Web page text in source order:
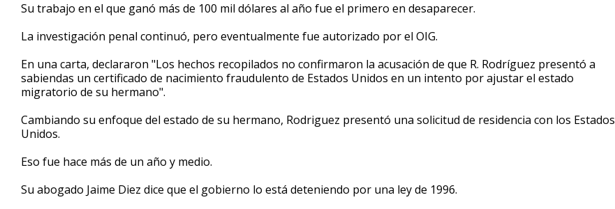
Su trabajo en el que ganó más de 100 mil dólares al año fue el primero en desaparecer.
La investigación penal continuó, pero eventualmente fue autorizado por el OIG.
En una carta, declararon "Los hechos recopilados no confirmaron la acusación de que R. Rodríguez presentó a
sabiendas un certificado de nacimiento fraudulento de Estados Unidos en un intento por ajustar el estado
migratorio de su hermano".
Cambiando su enfoque del estado de su hermano, Rodriguez presentó una solicitud de residencia con los Estados
Unidos.
Eso fue hace más de un año y medio.
Su abogado Jaime Diez dice que el gobierno lo está deteniendo por una ley de 1996.